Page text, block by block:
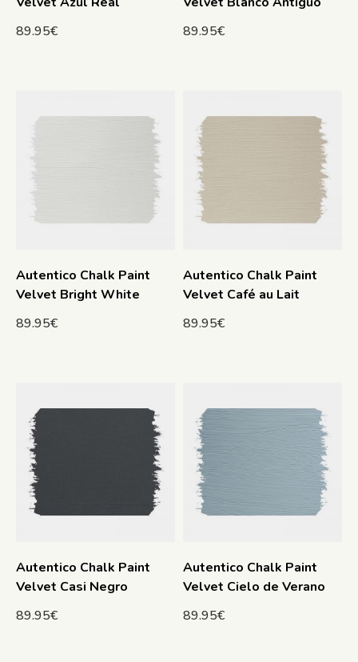
89.95€
89.95€
Autentico Chalk Paint
Velvet Bright White
89.95€
Autentico Chalk Paint
Velvet Café au Lait
89.95€
Autentico Chalk Paint
Velvet Casi Negro
89.95€
Autentico Chalk Paint
Velvet Cielo de Verano
89.95€